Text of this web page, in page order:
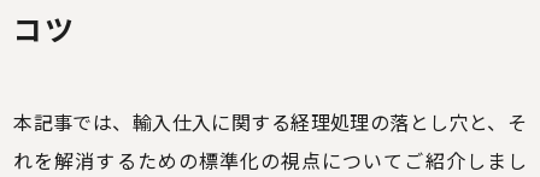
コツ
本記事では、輸入仕入に関する経理処理の落とし穴と、そ
れを解消するための標準化の視点についてご紹介しまし